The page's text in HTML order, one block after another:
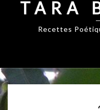
TARA
Recettes